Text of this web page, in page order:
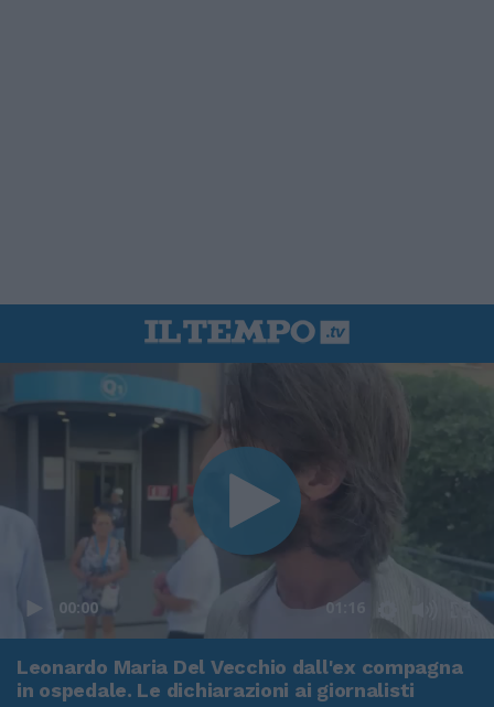
00:00 01:16
Leonardo Maria Del Vecchio dall'ex compagna
in ospedale. Le dichiarazioni ai giornalisti